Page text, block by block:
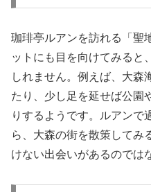
珈琲亭ルアンを訪れる「聖
ットにも目を向けてみると
しれません。例えば、大森
たり、少し足を延せば公園
りするようです。ルアンで
ら、大森の街を散策してみ
けない出会いがあるのでは